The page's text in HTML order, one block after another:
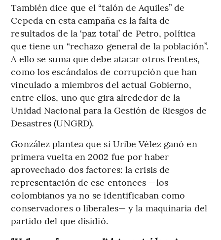
También dice que el “talón de Aquiles” de
Cepeda en esta campaña es la falta de
resultados de la ‘paz total’ de Petro, política
que tiene un “rechazo general de la población”.
A ello se suma que debe atacar otros frentes,
como los escándalos de corrupción que han
vinculado a miembros del actual Gobierno,
entre ellos, uno que gira alrededor de la
Unidad Nacional para la Gestión de Riesgos de
Desastres (UNGRD).
González plantea que si Uribe Vélez ganó en
primera vuelta en 2002 fue por haber
aprovechado dos factores: la crisis de
representación de ese entonces —los
colombianos ya no se identificaban como
conservadores o liberales— y la maquinaria del
partido del que disidió.